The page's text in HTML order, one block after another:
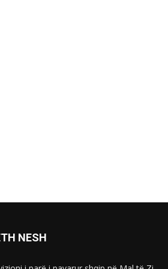
NESH